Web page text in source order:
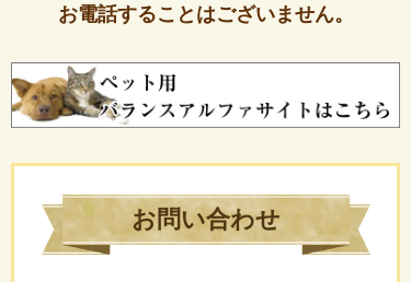
お電話することはございません。
お問い合わせ